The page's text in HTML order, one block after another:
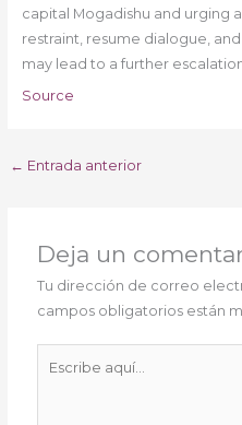
capital Mogadishu and urging
restraint, resume dialogue,
may lead to a further
Source
← Entrada anterior
Deja un
Tu dirección de correo
campos obligatorios están